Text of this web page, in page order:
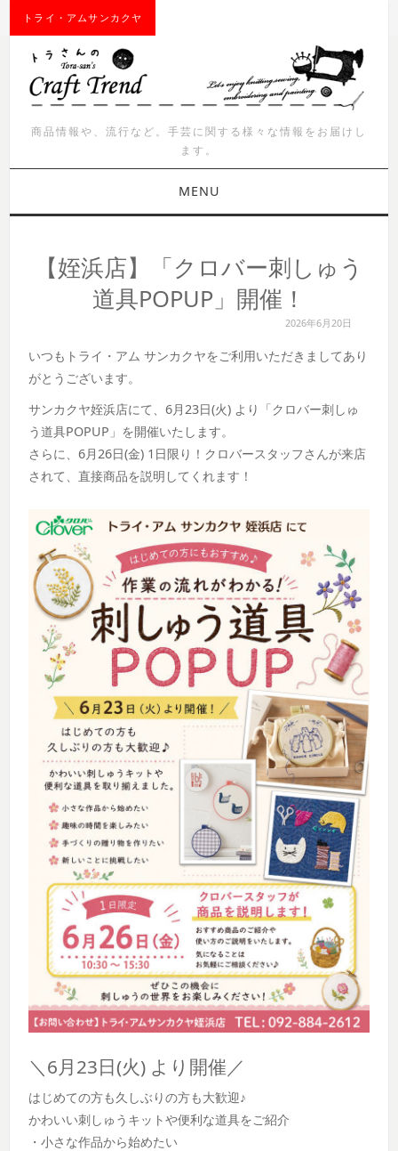
トライ・アムサンカクヤ
商品情報や、流行など。手芸に関する様々な情報をお届けし
ます。
MENU
商品紹介
ワークショップ
【姪浜店】「クロバー刺しゅう
道具POPUP」開催！
2026年6月20日
いつもトライ・アム サンカクヤをご利用いただきましてあり
がとうございます。
サンカクヤ姪浜店にて、6月23日(火) より「クロバー刺しゅ
う道具POPUP」を開催いたします。
さらに、6月26日(金) 1日限り！クロバースタッフさんが来店
されて、直接商品を説明してくれます！
＼6月23日(火) より開催／
はじめての方も久しぶりの方も大歓迎♪
かわいい刺しゅうキットや便利な道具をご紹介
・小さな作品から始めたい